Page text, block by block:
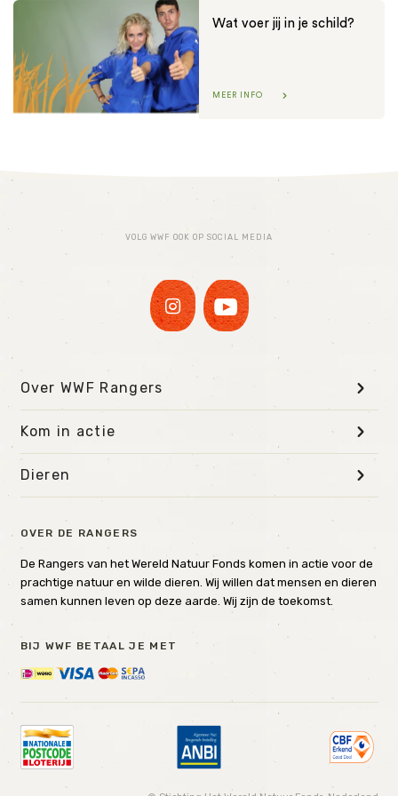
Wat voer jij in je schild?
MEER INFO
VOLG WWF OOK OP SOCIAL MEDIA
OVER DE RANGERS
De Rangers van het Wereld Natuur Fonds komen in actie voor de
prachtige natuur en wilde dieren. Wij willen dat mensen en dieren
samen kunnen leven op deze aarde. Wij zijn de toekomst.
BIJ WWF BETAAL JE MET
Over WWF Rangers
Kom in actie
Dieren